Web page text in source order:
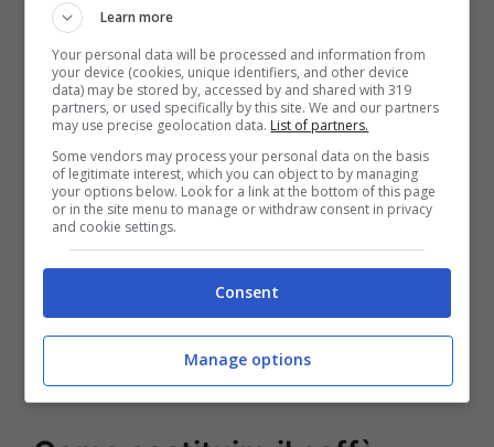
il sapore del caffè, ma non è poi sano,
soprattutto se è un abitudine frequente.
lungo andare l’alcool aggiunto al caffè non
fa altro che determinare dei problemi di
salute, tra cui la dipendenza.
Se l’idea di bere il caffè amaro non vi va e
non volete rinunciare al gusto del caffè,
potete aggiungere un pò di cannella,
l’essenza di vaniglia o del latte vegetale
come di soia o mandorle.
Learn more
Your personal data will be processed and information from
your device (cookies, unique identifiers, and other device
data) may be stored by, accessed by and shared with 319
partners, or used specifically by this site. We and our partners
may use precise geolocation data. List of partners.
Some vendors may process your personal data on the basis
of legitimate interest, which you can object to by managing
your options below. Look for a link at the bottom of this page
or in the site menu to manage or withdraw consent in privacy
and cookie settings.
Consent
Manage options